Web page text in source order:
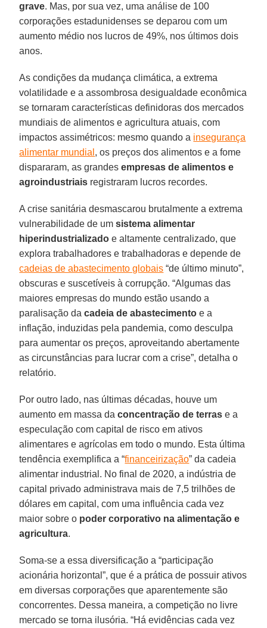
grave. Mas, por sua vez, uma análise de 100
corporações estadunidenses se deparou com um
aumento médio nos lucros de 49%, nos últimos dois
anos.
As condições da mudança climática, a extrema
volatilidade e a assombrosa desigualdade econômica
se tornaram características definidoras dos mercados
mundiais de alimentos e agricultura atuais, com
impactos assimétricos: mesmo quando a insegurança
alimentar mundial , os preços dos alimentos e a fome
dispararam, as grandesempresas de alimentos e
agroindustriais registraram lucros recordes.
A crise sanitária desmascarou brutalmente a extrema
vulnerabilidade de umsistema alimentar
hiperindustrializado e altamente centralizado, que
explora trabalhadores e trabalhadoras e depende de
cadeias de abastecimento globais “de último minuto”,
obscuras e suscetíveis à corrupção. “Algumas das
maiores empresas do mundo estão usando a
paralisação dacadeia de abastecimento e a
inflação, induzidas pela pandemia, como desculpa
para aumentar os preços, aproveitando abertamente
as circunstâncias para lucrar com a crise”, detalha o
relatório.
Por outro lado, nas últimas décadas, houve um
aumento em massa daconcentração de terras e a
especulação com capital de risco em ativos
alimentares e agrícolas em todo o mundo. Esta última
tendência exemplifica a “financeirização” da cadeia
alimentar industrial. No final de 2020, a indústria de
capital privado administrava mais de 7,5 trilhões de
dólares em capital, com uma influência cada vez
maior sobre o poder corporativo na alimentação e
agricultura.
Soma-se a essa diversificação a “participação
acionária horizontal”, que é a prática de possuir ativos
em diversas corporações que aparentemente são
concorrentes. Dessa maneira, a competição no livre
mercado se torna ilusória. “Há evidências cada vez